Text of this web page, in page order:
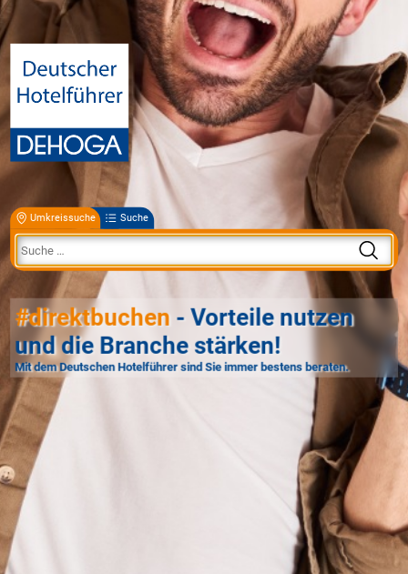
Umkreissuche Suche
#direktbuchen - Vorteile nutzen
und die Branche stärken!
Mit dem Deutschen Hotelführer sind Sie immer bestens beraten.